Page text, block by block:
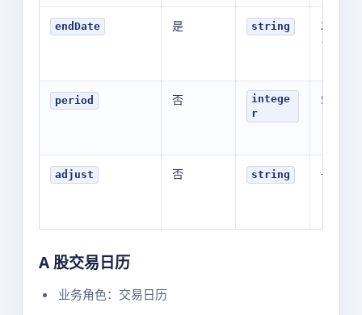
endDate 是 string
period 否
intege
r
5
adjust 否 string -
A 股交易日历
业务角色：交易日历